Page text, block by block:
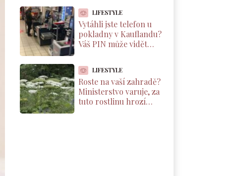
klíštěte. Většina Čechů
to dělá špatně
LIFESTYLE
Vytáhli jste telefon u
pokladny v Kauflandu?
Váš PIN může vidět
vysílá na velký monitor
LIFESTYLE
Roste na vaší zahradě?
Ministerstvo varuje, za
tuto rostlinu hrozí